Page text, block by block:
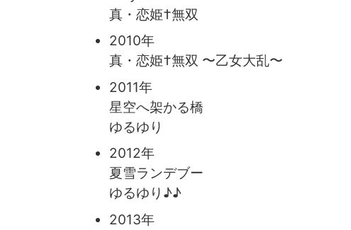
真・恋姫†無双
2010年
真・恋姫†無双 〜乙女大乱〜
2011年
星空へ架かる橋
ゆるゆり
2012年
夏雪ランデブー
ゆるゆり♪♪
2013年